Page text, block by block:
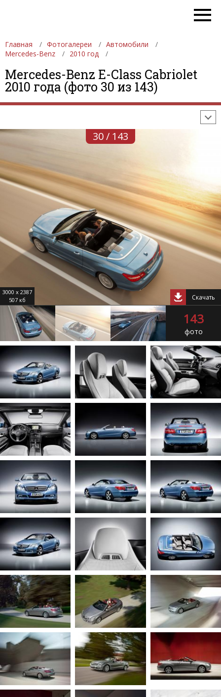
Главная Фотогалереи
Автомобили
Mercedes-Benz
2010 год
Mercedes-Benz E-Class Cabriolet
2010 года (фото 30 из 143)
ФОТОГАЛЕРЕИ АВТОМОБИЛИ
ДЕВУШКИ
АВТОСАЛОНЫ
ФОРМУЛА-1
30 / 143
3000 x 2387
507 кб
Скачать
143
фото